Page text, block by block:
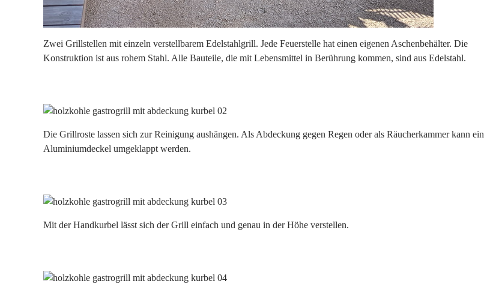
Zwei Grillstellen mit einzeln verstellbarem Edelstahlgrill. Jede Feuerstelle hat einen eigenen Aschenbehälter. Die
Konstruktion ist aus rohem Stahl. Alle Bauteile, die mit Lebensmittel in Berührung kommen, sind aus Edelstahl.
Die Grillroste lassen sich zur Reinigung aushängen. Als Abdeckung gegen Regen oder als Räucherkammer kann ein
Aluminiumdeckel umgeklappt werden.
Mit der Handkurbel lässt sich der Grill einfach und genau in der Höhe verstellen.